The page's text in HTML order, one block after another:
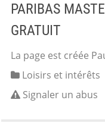
PARIBAS
GRATUIT
La page est créée
Loisirs et intérêts
Signaler un abus